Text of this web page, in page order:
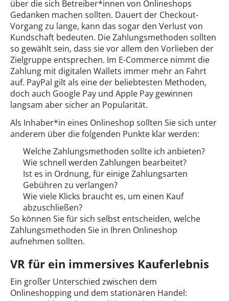
über die sich Betreiber*innen von Onlineshops
Gedanken machen sollten. Dauert der Checkout-
Vorgang zu lange, kann das sogar den Verlust von
Kundschaft bedeuten. Die Zahlungsmethoden sollten
so gewählt sein, dass sie vor allem den Vorlieben der
Zielgruppe entsprechen. Im E-Commerce nimmt die
Zahlung mit digitalen Wallets immer mehr an Fahrt
auf. PayPal gilt als eine der beliebtesten Methoden,
doch auch Google Pay und Apple Pay gewinnen
langsam aber sicher an Popularität.
Als Inhaber*in eines Onlineshop sollten Sie sich unter
anderem über die folgenden Punkte klar werden:
Welche Zahlungsmethoden sollte ich anbieten?
Wie schnell werden Zahlungen bearbeitet?
Ist es in Ordnung, für einige Zahlungsarten
Gebühren zu verlangen?
Wie viele Klicks braucht es, um einen Kauf
abzuschließen?
So können Sie für sich selbst entscheiden, welche
Zahlungsmethoden Sie in Ihren Onlineshop
aufnehmen sollten.
VR für ein immersives Kauferlebnis
Ein großer Unterschied zwischen dem
Onlineshopping und dem stationären Handel: